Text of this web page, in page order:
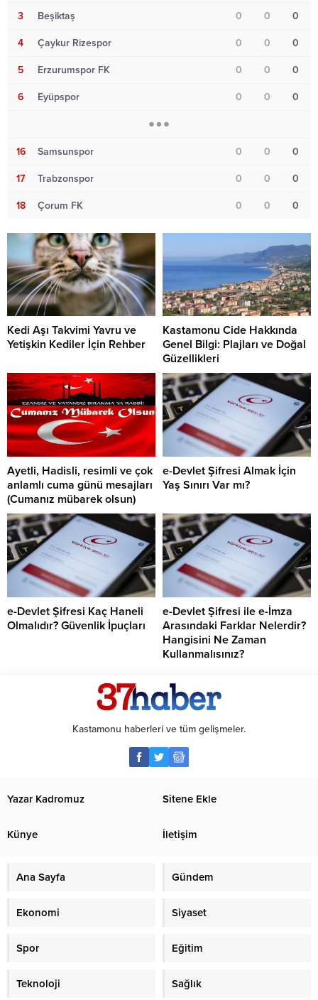
3 Beşiktaş 0 0 0
4 Çaykur Rizespor 0 0 0
5 Erzurumspor FK 0 0 0
6 Eyüpspor 0 0 0
16 Samsunspor 0 0 0
17 Trabzonspor 0 0 0
18 Çorum FK 0 0 0
Kedi Aşı Takvimi Yavru ve
Yetişkin Kediler İçin Rehber
Kastamonu Cide Hakkında
Genel Bilgi: Plajları ve Doğal
Güzellikleri
Ayetli, Hadisli, resimli ve çok
anlamlı cuma günü mesajları
(Cumanız mübarek olsun)
e-Devlet Şifresi Almak İçin
Yaş Sınırı Var mı?
e-Devlet Şifresi Kaç Haneli
Olmalıdır? Güvenlik İpuçları
e-Devlet Şifresi ile e-İmza
Arasındaki Farklar Nelerdir?
Hangisini Ne Zaman
Kullanmalısınız?
Kastamonu haberleri ve tüm gelişmeler.
Yazar Kadromuz Sitene Ekle
Künye İletişim
Ana Sayfa Gündem
Ekonomi Siyaset
Spor Eğitim
Teknoloji Sağlık